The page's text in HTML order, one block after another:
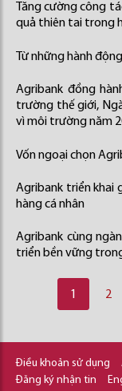
Tăng cường công
quả thiên tai trong
Từ những hành
Agribank đồng
trường thế giới,
vì môi trường năm
Vốn ngoại chọn
Agribank triển khai
hàng cá nhân
Agribank cùng
triển bền vững
1 2
Điều khoản sử dụng
Đăng ký nhận tin